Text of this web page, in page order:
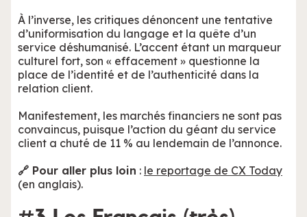
À l’inverse, les critiques dénoncent une tentative
d’uniformisation du langage et la quête d’un
service déshumanisé. L’accent étant un marqueur
culturel fort, son « effacement » questionne la
place de l’identité et de l’authenticité dans la
relation client.
Manifestement, les marchés financiers ne sont pas
convaincus, puisque l’action du géant du service
client a chuté de 11 % au lendemain de l’annonce.
🔗 Pour aller plus loin : le reportage de CX Today
(en anglais).